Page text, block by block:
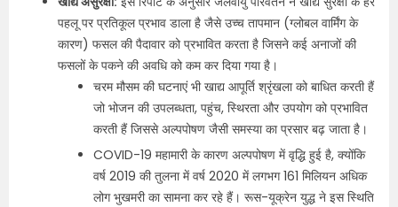
पहलू पर प्रतिकूल प्रभाव डाला है जैसे उच्च तापमान (ग्लोबल वार्मिंग के
कारण) फसल की पैदावार को प्रभावित करता है जिसने कई अनाजों की
फसलों के पकने की अवधि को कम कर दिया गया है।
चरम मौसम की घटनाएं भी खाद्य आपूर्ति श्रृंखला को बाधित करती हैं
जो भोजन की उपलब्धता, पहुंच, स्थिरता और उपयोग को प्रभावित
करती हैं जिससे अल्पपोषण जैसी समस्या का प्रसार बढ़ जाता है।
COVID-19 महामारी के कारण अल्पपोषण में वृद्धि हुई है, क्योंकि
वर्ष 2019 की तुलना में वर्ष 2020 में लगभग 161 मिलियन अधिक
लोग भुखमरी का सामना कर रहे हैं। रूस-यूक्रेन युद्ध ने इस स्थिति